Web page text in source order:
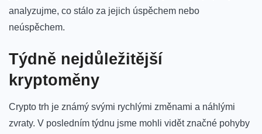
analyzujme, co stálo za jejich úspěchem nebo
neúspěchem.
Týdně nejdůležitější
kryptoměny
Crypto trh je známý svými rychlými změnami a náhlými
zvraty. V posledním týdnu jsme mohli vidět značné pohyby